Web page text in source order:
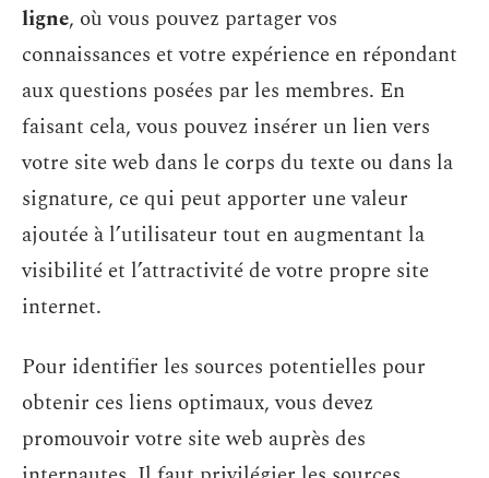
ligne, où vous pouvez partager vos
connaissances et votre expérience en répondant
aux questions posées par les membres. En
faisant cela, vous pouvez insérer un lien vers
votre site web dans le corps du texte ou dans la
signature, ce qui peut apporter une valeur
ajoutée à l’utilisateur tout en augmentant la
visibilité et l’attractivité de votre propre site
internet.
Pour identifier les sources potentielles pour
obtenir ces liens optimaux, vous devez
promouvoir votre site web auprès des